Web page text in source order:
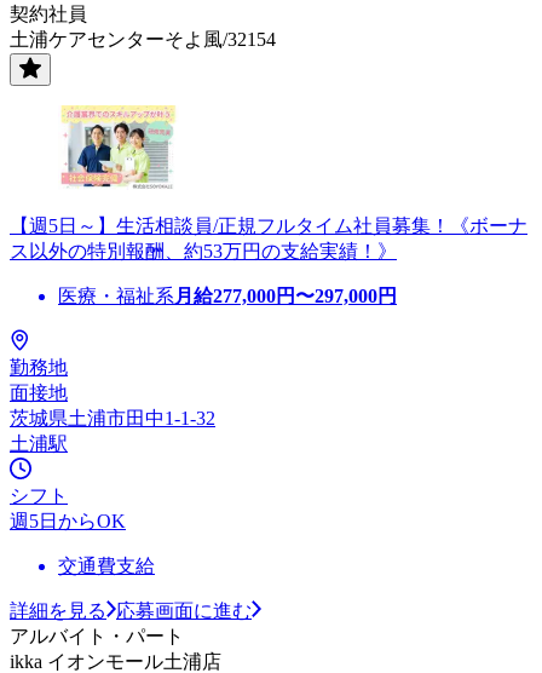
契約社員
土浦ケアセンターそよ風/32154
【週5日～】生活相談員/正規フルタイム社員募集！《ボーナ
ス以外の特別報酬、約53万円の支給実績！》
医療・福祉系 月給277,000円〜297,000円
勤務地
面接地
茨城県土浦市田中1-1-32
土浦駅
シフト
週5日からOK
交通費支給
詳細を見る
応募画面に進む
アルバイト・パート
ikka イオンモール土浦店